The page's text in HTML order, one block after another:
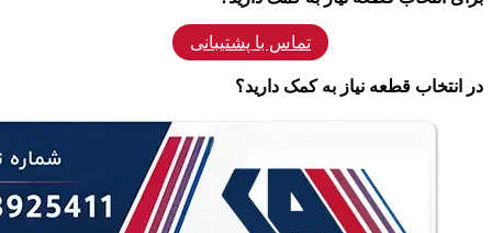
تماس با پشتیبانی
در انتخاب قطعه نیاز به کمک دارید؟